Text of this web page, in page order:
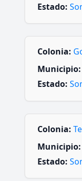
Estado:
Colonia:
Municipio:
Estado:
Colonia:
Municipio:
Estado: